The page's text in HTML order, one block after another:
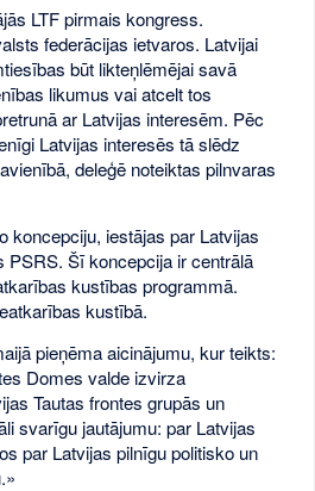
LTF pirmais kongress.
federācijas ietvaros. Latvijai
būt likteņlēmējai savā
likumus vai atcelt tos
ar Latvijas interesēm. Pēc
Latvijas interesēs tā slēdz
deleģē noteiktas pilnvaras
koncepciju, iestājas par Latvijas
PSRS. Šī koncepcija ir centrālā
kustības programmā.
kustībā.
pieņēma aicinājumu, kur teikts:
Domes valde izvirza
Tautas frontes grupās un
svarīgu jautājumu: par Latvijas
par Latvijas pilnīgu politisko un